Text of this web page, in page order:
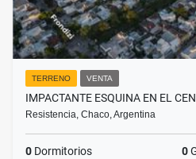
TERRENO VENTA
IMPACTANTE ESQUINA EN EL
Resistencia, Chaco, Argentina
0 Dormitorios 0